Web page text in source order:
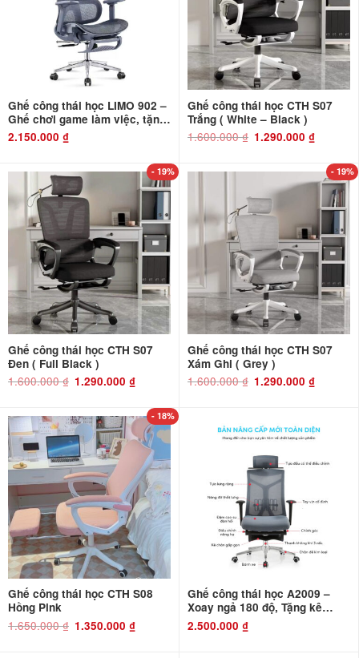
Ghế công thái học LIMO 902 –
Ghế chơi game làm việc, tặng
kê chân. Bản thiết kế Full lưới
2.150.000 ₫
Ghế công thái học CTH S07
Trắng ( White – Black )
1.600.000₫ Giá
gốc
1.290.000₫Giá
hiện
1.290.000
- 19%
Ghế công thái học CTH S07
Đen ( Full Black )
1.600.000₫ Giá
gốc
1.290.000₫Giá
hiện
1.290.000 ₫.
- 19%
Ghế công thái học CTH S07
Xám Ghi ( Grey )
1.600.000₫ Giá
gốc
1.290.000₫Giá
hiện
- 18%
Ghế công thái học CTH S08
Hồng Pink
1.650.000₫ Giá
gốc
1.350.000₫Giá
hiện
Ghế công thái học A2009 –
Xoay ngả 180 độ, Tặng kê
chân
2.500.000 ₫